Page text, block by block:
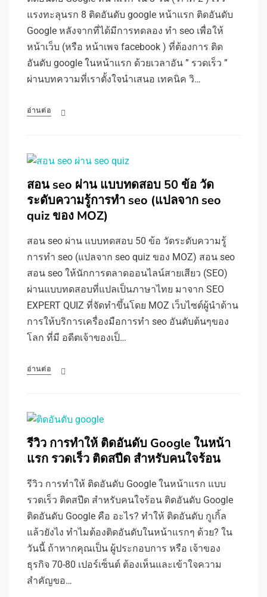
แรงทะลุนรก 8 ติดอันดับ google หน้าแรก ติดอันดับ
Google หลังจากที่ได้มีการทดลอง ทำ seo เพื่อให้
หน้าเว็บ (หรือ หน้าเพจ facebook ) ที่ต้องการ ติด
อันดับ google ในหน้าแรก ด้วยเวลาอัน ” รวดเร็ว ”
ผ่านบทความที่เราตั้งใจนำเสนอ เทคนิค วิ…
อ่านต่อ
สอน seo ผ่าน แบบทดสอบ 50 ข้อ วัด
ระดับความรู้การทำ seo (แปลจาก seo
quiz ของ MOZ)
สอน seo ผ่าน แบบทดสอบ 50 ข้อ วัดระดับความรู้
การทำ seo (แปลจาก seo quiz ของ MOZ) สอน seo
สอน seo ให้นักการตลาดออนไลน์สายเสียว (SEO)
ผ่านแบบทดสอบที่แปลเป็นภาษาไทย มาจาก SEO
EXPERT QUIZ ที่จัดทำขึ้นโดย MOZ เว็บไซต์ผู้นำด้าน
การให้บริการเครื่องมือการทำ seo อันดับต้นๆของ
โลก ที่มี อดีตเจ้าของเป็…
อ่านต่อ
รีวิว การทำให้ ติดอันดับ Google ในหน้า
แรก รวดเร็ว ติดสปีด สำหรับคนใจร้อน
รีวิว การทำให้ ติดอันดับ Google ในหน้าแรก แบบ
รวดเร็ว ติดสปีด สำหรับคนใจร้อน ติดอันดับ Google
ติดอันดับ Google คือ อะไร? ทำให้ ติดอันดับ กูเกิ้ล
แล้วยังไง ทำไมต้องติดอันดับในหน้าแรกๆ ด้วย? ใน
วันนี้ ถ้าหากคุณเป็น ผู้ประกอบการ หรือ เจ้าของ
ธุรกิจ 70-80 เปอร์เซ็นต์ ต้องเห็นและเข้าใจความ
สำคัญขอ…